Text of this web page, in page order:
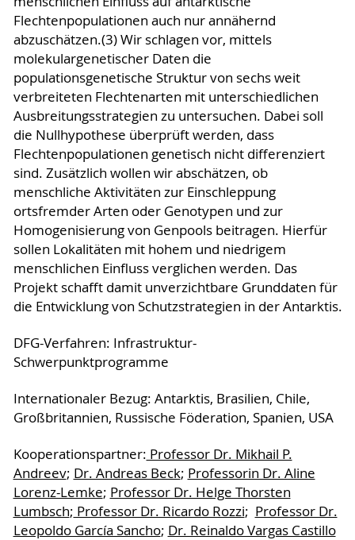
Flechtenpopulationen auch nur annähernd
abzuschätzen.(3) Wir schlagen vor, mittels
molekulargenetischer Daten die
populationsgenetische Struktur von sechs weit
verbreiteten Flechtenarten mit unterschiedlichen
Ausbreitungsstrategien zu untersuchen. Dabei soll
die Nullhypothese überprüft werden, dass
Flechtenpopulationen genetisch nicht differenziert
sind. Zusätzlich wollen wir abschätzen, ob
menschliche Aktivitäten zur Einschleppung
ortsfremder Arten oder Genotypen und zur
Homogenisierung von Genpools beitragen. Hierfür
sollen Lokalitäten mit hohem und niedrigem
menschlichen Einfluss verglichen werden. Das
Projekt schafft damit unverzichtbare Grunddaten für
die Entwicklung von Schutzstrategien in der Antarktis.
DFG-Verfahren: Infrastruktur-
Schwerpunktprogramme
Internationaler Bezug: Antarktis, Brasilien, Chile,
Großbritannien, Russische Föderation, Spanien, USA
Kooperationspartner: Professor Dr. Mikhail P.
Andreev; Dr. Andreas Beck; Professorin Dr. Aline
Lorenz-Lemke; Professor Dr. Helge Thorsten
Lumbsch; Professor Dr. Ricardo Rozzi; Professor Dr.
Leopoldo García Sancho; Dr. Reinaldo Vargas Castillo